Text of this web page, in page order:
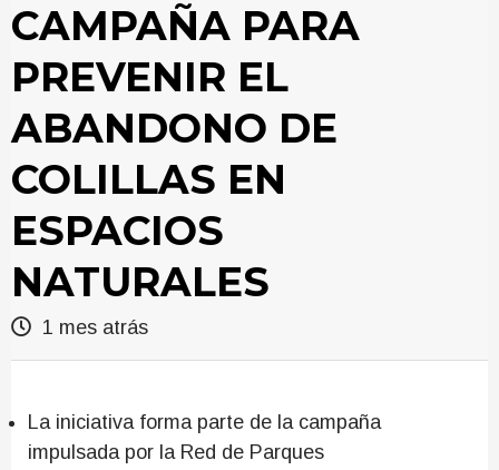
CAMPAÑA PARA
PREVENIR EL
ABANDONO DE
COLILLAS EN
ESPACIOS
NATURALES
1 mes atrás
La iniciativa forma parte de la campaña
impulsada por la Red de Parques